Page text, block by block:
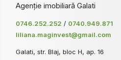
Agenție imobiliară Galati
0746.252.252 / 0740.949.871
liliana.maginvest@gmail.com
Galati, str. Blaj, bloc H, ap. 16